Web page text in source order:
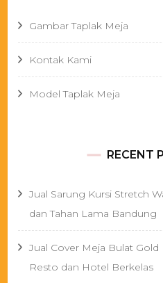
Gambar Taplak Meja
Kontak Kami
Model Taplak Meja
RECENT
Jual Sarung Kursi Stretch
dan Tahan Lama Bandung
Jual Cover Meja Bulat
Resto dan Hotel Berkelas